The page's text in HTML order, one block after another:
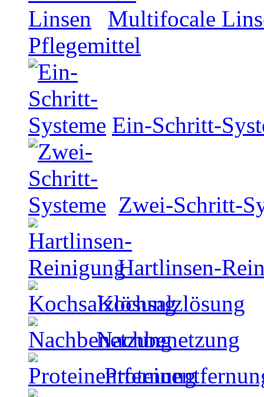
Multifocale
Pflegemittel
Ein-Schritt-
Zwei-Schritt-
Hartlinsen-
Kochsalzlösung
Nachbenetzung